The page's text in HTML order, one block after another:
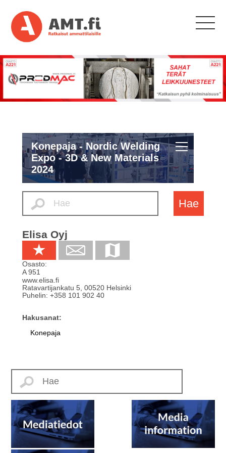
Konepaja - Nordic Welding
Expo - 3D & New Materials
2024
Hae
Elisa Oyj
Osasto:
A 951
www.elisa.fi
Ratavartijankatu 5 00520 Helsinki
Puhelin: +358 101 902 40
Hakusanat:
Konepaja